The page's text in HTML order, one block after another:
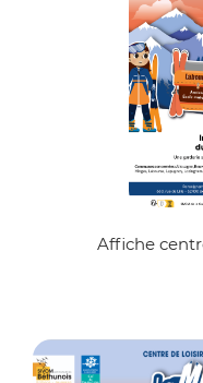
Affiche